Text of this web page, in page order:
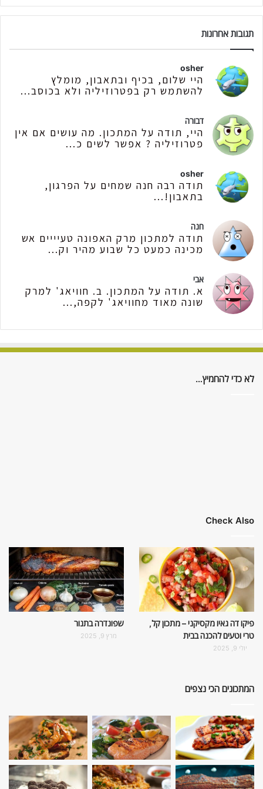
תגובות אחרונות
osher
היי שלום, בכיף ובתאבון, מומלץ
להשתמש רק בפטרוזיליה ולא בכוסב...
דבורה
היי, תודה על המתכון. מה עושים אם אין
פטרוזיליה ? אפשר לשים כ...
osher
תודה רבה חנה שמחים על הפרגון,
בתאבון!...
חנה
תודה למתכון מרק האפונה טעיייים אש
מכינה כמעט כל שבוע מהיר וק...
אבי
א. תודה על המתכון. ב. חוויאג' למרק
שונה מאוד מחוויאג' לקפה,...
לא כדי להחמיץ…
Check Also
פיקו דה גאיו מקסיקני – מתכון קל,
טרי וטעים להכנה בבית
יולי 9, 2025
שפונדרה בתנור
מרץ 9, 2025
המתכונים הכי נצפים